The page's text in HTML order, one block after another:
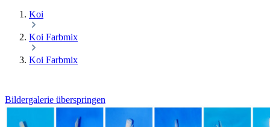
Koi
Koi Farbmix
Koi Farbmix
Bildergalerie überspringen